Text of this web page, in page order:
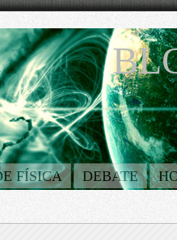
FÍSICA DEBATE